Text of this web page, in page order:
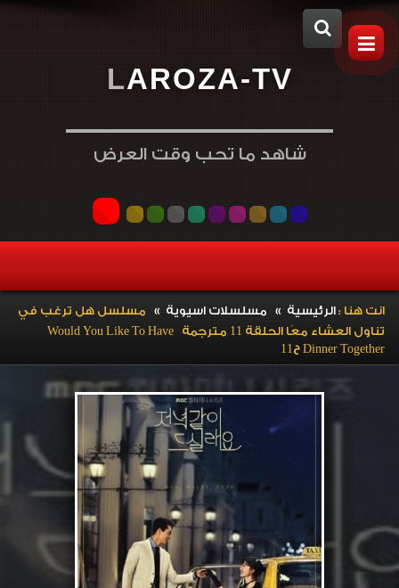
LAROZA-TV
شاهد ما تحب وقت العرض
انت هنا :الرئيسية » مسلسلات اسيوية » مسلسل هل ترغب في
تناول العشاء معًا الحلقة 11 مترجمة Would You Like To Have
Dinner Together ح11